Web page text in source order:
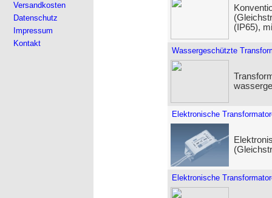
Versandkosten
Datenschutz
Impressum
Kontakt
(IP65),
Wassergeschützte
Elektronische
Elektronische